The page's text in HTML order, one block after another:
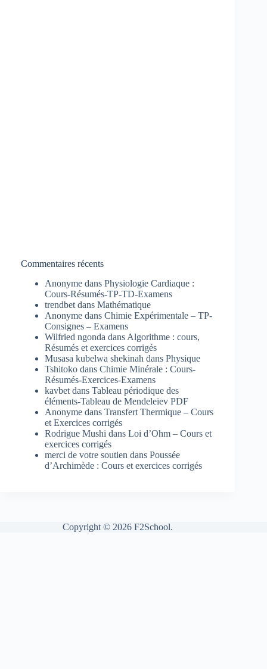
Commentaires récents
Anonyme dans Physiologie Cardiaque :
Cours-Résumés-TP-TD-Examens
trendbet dans Mathématique
Anonyme dans Chimie Expérimentale – TP-
Consignes – Examens
Wilfried ngonda dans Algorithme : cours,
Résumés et exercices corrigés
Musasa kubelwa shekinah dans Physique
Tshitoko dans Chimie Minérale : Cours-
Résumés-Exercices-Examens
kavbet dans Tableau périodique des
éléments-Tableau de Mendeleïev PDF
Anonyme dans Transfert Thermique – Cours
et Exercices corrigés
Rodrigue Mushi dans Loi d’Ohm – Cours et
exercices corrigés
merci de votre soutien dans Poussée
d’Archimède : Cours et exercices corrigés
Copyright © 2026 F2School.